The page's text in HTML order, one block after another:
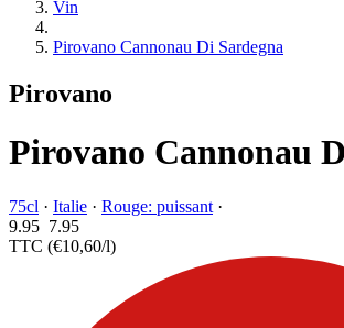
Vin
Pirovano Cannonau Di Sardegna
Pirovano
Pirovano Cannonau
75cl · Italie · Rouge: puissant ·
9.95 7.95
TTC (€10,60/l)